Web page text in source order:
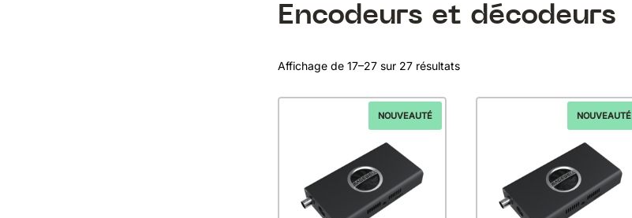
Encodeurs et décodeurs
Affichage de 17–27 sur 27 résultats
NOUVEAUTÉ NOUVEAUTÉ